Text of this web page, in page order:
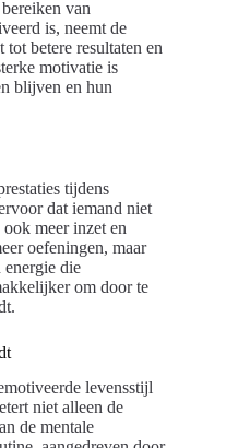
van
is, neemt de
betere resultaten en
motivatie is
blijven en hun
tijdens
dat iemand niet
meer inzet en
oefeningen, maar
energie die
om door te
levensstijl
niet alleen de
de mentale